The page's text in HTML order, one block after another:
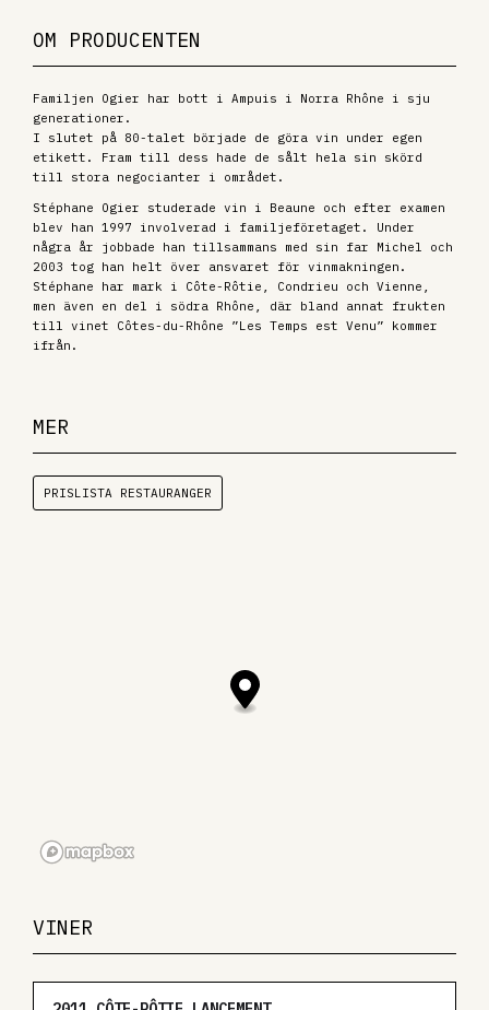
OM PRODUCENTEN
Familjen Ogier har bott i Ampuis i Norra Rhône i sju
generationer.
I slutet på 80-talet började de göra vin under egen
etikett. Fram till dess hade de sålt hela sin skörd
till stora negocianter i området.
Stéphane Ogier studerade vin i Beaune och efter examen
blev han 1997 involverad i familjeföretaget. Under
några år jobbade han tillsammans med sin far Michel och
2003 tog han helt över ansvaret för vinmakningen.
Stéphane har mark i Côte-Rôtie, Condrieu och Vienne,
men även en del i södra Rhône, där bland annat frukten
till vinet Côtes-du-Rhône ”Les Temps est Venu” kommer
ifrån.
MER
PRISLISTA RESTAURANGER
VINER